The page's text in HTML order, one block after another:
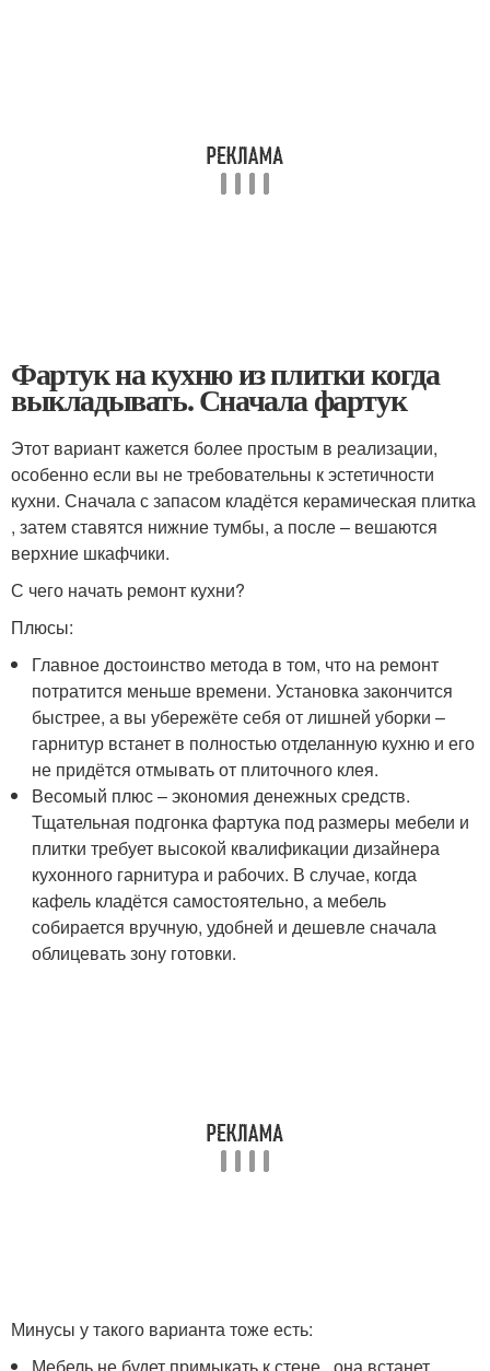
Фартук на кухню из плитки когда
выкладывать. Сначала фартук
Этот вариант кажется более простым в реализации,
особенно если вы не требовательны к эстетичности
кухни. Сначала с запасом кладётся керамическая плитка
, затем ставятся нижние тумбы, а после – вешаются
верхние шкафчики.
С чего начать ремонт кухни?
Плюсы:
Главное достоинство метода в том, что на ремонт
потратится меньше времени. Установка закончится
быстрее, а вы убережёте себя от лишней уборки –
гарнитур встанет в полностью отделанную кухню и его
не придётся отмывать от плиточного клея.
Весомый плюс – экономия денежных средств.
Тщательная подгонка фартука под размеры мебели и
плитки требует высокой квалификации дизайнера
кухонного гарнитура и рабочих. В случае, когда
кафель кладётся самостоятельно, а мебель
собирается вручную, удобней и дешевле сначала
облицевать зону готовки.
Минусы у такого варианта тоже есть: